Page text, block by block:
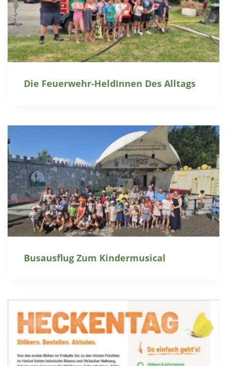
Die Feuerwehr-HeldInnen Des Alltags
Busausflug Zum Kindermusical